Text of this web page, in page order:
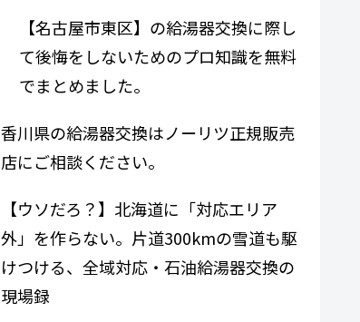
【名古屋市東区】の給湯器交換に際し
て後悔をしないためのプロ知識を無料
でまとめました。
香川県の給湯器交換はノーリツ正規販売
店にご相談ください。
【ウソだろ？】北海道に「対応エリア
外」を作らない。片道300kmの雪道も駆
けつける、全域対応・石油給湯器交換の
現場録